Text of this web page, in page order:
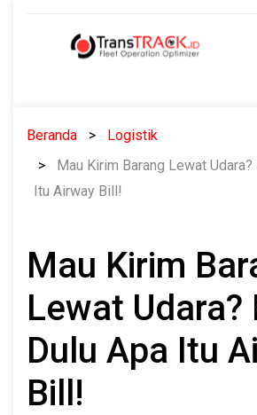
Beranda
Logistik
Mau Kirim Barang Lewat Udara?
Itu Airway Bill!
Mau Kirim
Lewat Udara?
Dulu Apa Itu
Bill!